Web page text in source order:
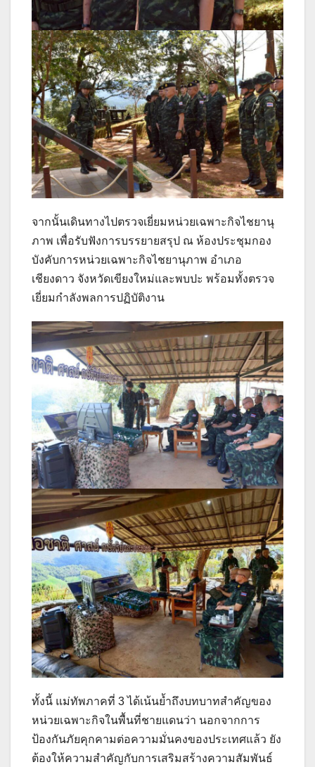
จากนั้นเดินทางไปตรวจเยี่ยมหน่วยเฉพาะกิจไชยานุ
ภาพ เพื่อรับฟังการบรรยายสรุป ณ ห้องประชุมกอง
บังคับการหน่วยเฉพาะกิจไชยานุภาพ อำเภอ
เชียงดาว จังหวัดเขียงใหม่และพบปะ พร้อมทั้งตรวจ
เยี่ยมกำลังพลการปฏิบัติงาน
ทั้งนี้ แม่ทัพภาคที่ 3 ได้เน้นย้ำถึงบทบาทสำคัญของ
หน่วยเฉพาะกิจในพื้นที่ชายแดนว่า นอกจากการ
ป้องกันภัยคุกคามต่อความมั่นคงของประเทศแล้ว ยัง
ต้องให้ความสำคัญกับการเสริมสร้างความสัมพันธ์